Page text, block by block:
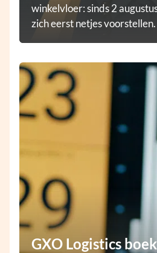
winkelvloer: sinds 2
zich eerst netjes voorstellen.
GXO Logistics